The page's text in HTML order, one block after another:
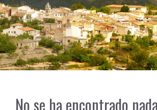
No se ha encontrado nada